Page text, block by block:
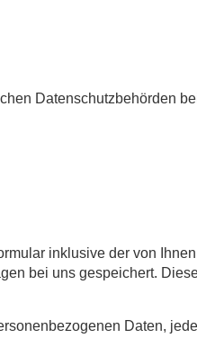
Datenschutzbehörden
inklusive der von
bei uns gespeichert.
Daten,